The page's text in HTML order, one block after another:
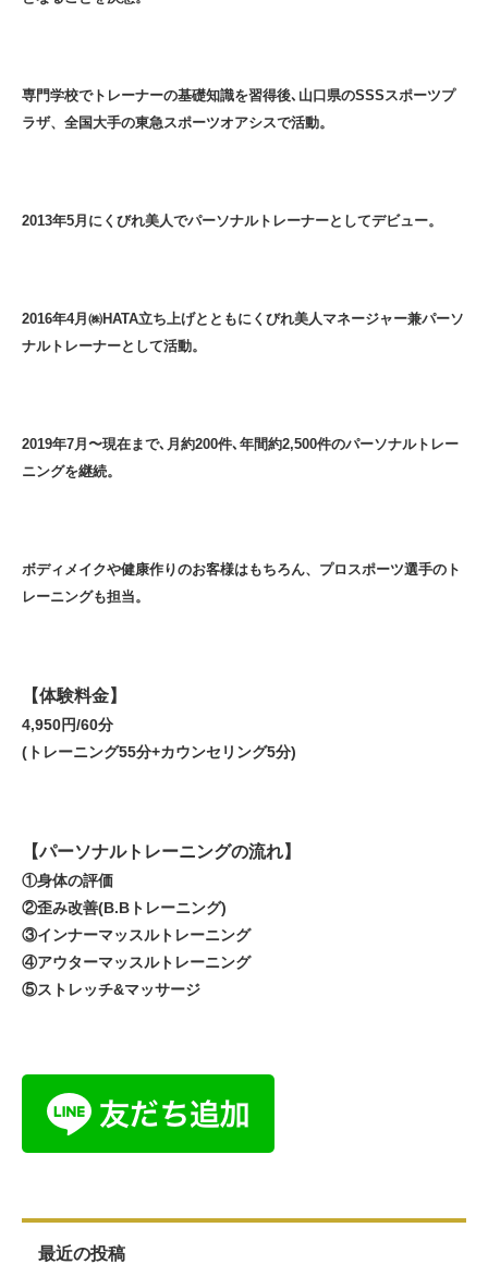
専門学校でトレーナーの基礎知識を習得後､山口県のSSSスポーツプ
ラザ、全国大手の東急スポーツオアシスで活動。
2013年5月にくびれ美人でパーソナルトレーナーとしてデビュー。
2016年4月㈱HATA立ち上げとともにくびれ美人マネージャー兼パーソ
ナルトレーナーとして活動。
2019年7月〜現在まで､月約200件､年間約2,500件のパーソナルトレー
ニングを継続。
ボディメイクや健康作りのお客様はもちろん、プロスポーツ選手のト
レーニングも担当。
【体験料金】
4,950円/60分
(トレーニング55分+カウンセリング5分)
【パーソナルトレーニングの流れ】
①身体の評価
②歪み改善(B.Bトレーニング)
③インナーマッスルトレーニング
④アウターマッスルトレーニング
⑤ストレッチ&マッサージ
最近の投稿